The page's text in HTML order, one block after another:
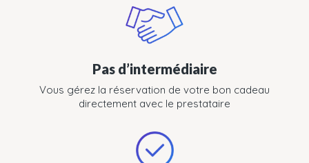
Pas d’intermédiaire
Vous gérez la réservation de votre bon cadeau
directement avec le prestataire